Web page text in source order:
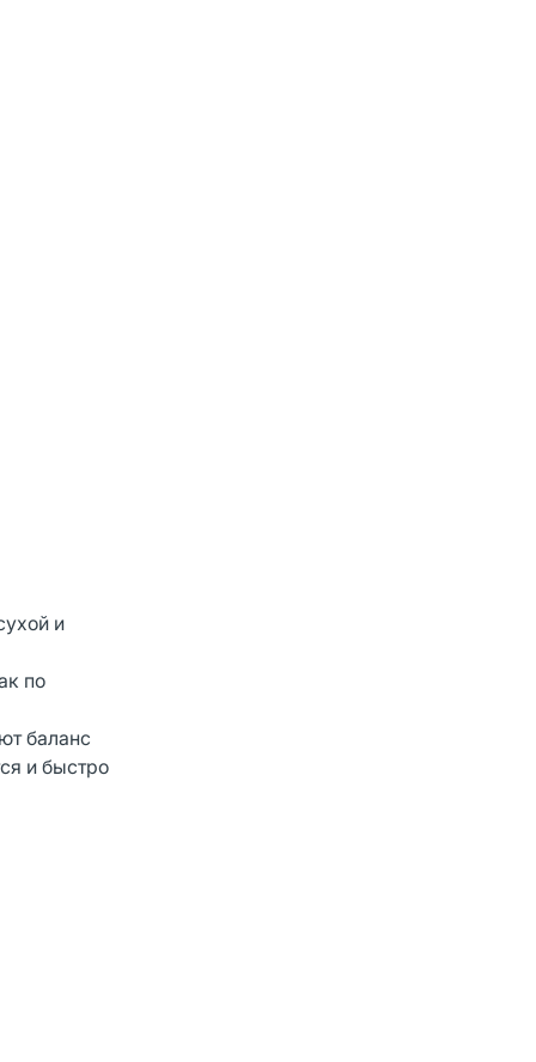
и
по
баланс
и быстро